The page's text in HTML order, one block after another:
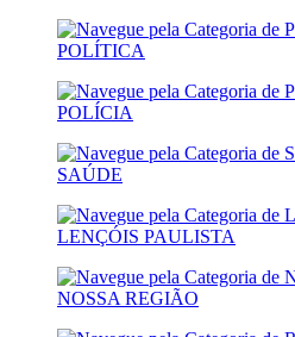
POLÍTICA
POLÍCIA
SAÚDE
LENÇÓIS PAULISTA
NOSSA REGIÃO